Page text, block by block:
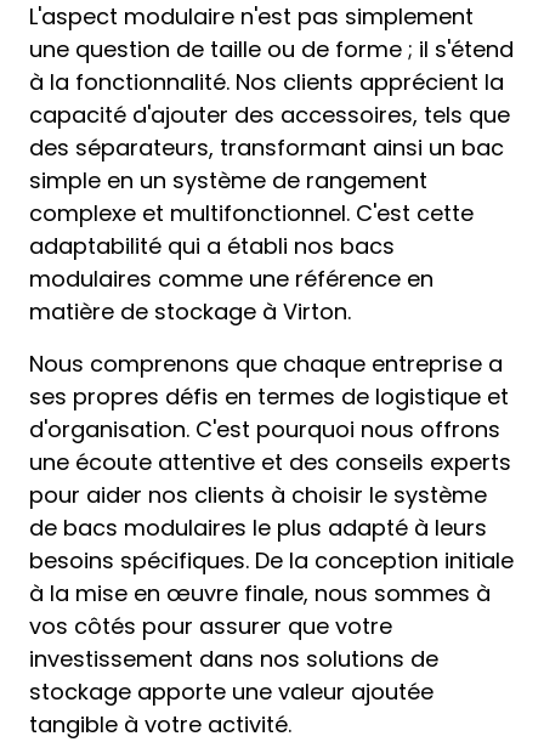
L'aspect modulaire n'est pas simplement
une question de taille ou de forme ; il s'étend
à la fonctionnalité. Nos clients apprécient la
capacité d'ajouter des accessoires, tels que
des séparateurs, transformant ainsi un bac
simple en un système de rangement
complexe et multifonctionnel. C'est cette
adaptabilité qui a établi nos bacs
modulaires comme une référence en
matière de stockage à Virton.
Nous comprenons que chaque entreprise a
ses propres défis en termes de logistique et
d'organisation. C'est pourquoi nous offrons
une écoute attentive et des conseils experts
pour aider nos clients à choisir le système
de bacs modulaires le plus adapté à leurs
besoins spécifiques. De la conception initiale
à la mise en œuvre finale, nous sommes à
vos côtés pour assurer que votre
investissement dans nos solutions de
stockage apporte une valeur ajoutée
tangible à votre activité.